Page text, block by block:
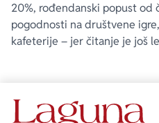
20%, rođendanski popust od
pogodnosti na društvene
kafeterije – jer čitanje je još